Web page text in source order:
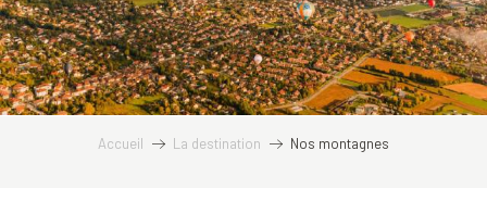
Accueil La destination Nos montagnes